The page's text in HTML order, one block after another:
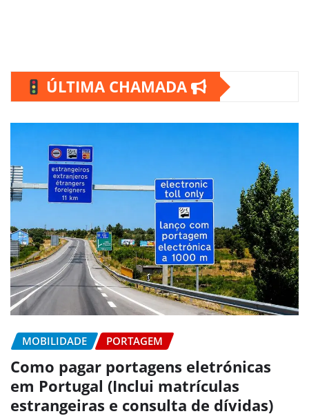
ÚLTIMA CHAMADA
MOBILIDADE PORTAGEM
Como pagar portagens eletrónicas
em Portugal (Inclui matrículas
estrangeiras e consulta de dívidas)